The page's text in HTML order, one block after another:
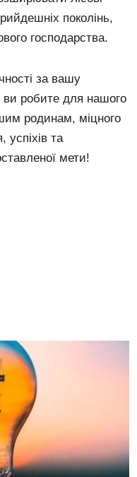
поколінь,
господарства.
за вашу
робите для нашого
родинам, міцного
успіхів та
мети!